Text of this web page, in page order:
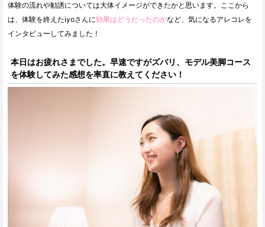
体験の流れや勧誘については大体イメージができたかと思います。ここから
は、体験を終えたiyoさんに効果はどうだったのかなど、気になるアレコレを
インタビューしてみました！
本日はお疲れさまでした。早速ですがズバリ、モデル美脚コース
を体験してみた感想を率直に教えてください！